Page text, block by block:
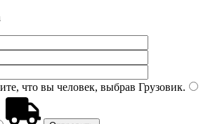
что вы человек, выбрав Грузовик.